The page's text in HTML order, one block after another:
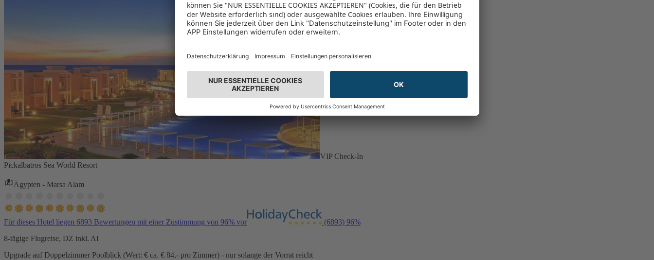
VIP Check-In
Pickalbatros Sea World Resort
Ägypten - Marsa Alam
Für dieses Hotel liegen 6893 Bewertungen mit einer Zustimmung von 96% vor (6893) 96%
8-tägige Flugreise, DZ inkl. AI
Upgrade auf Doppelzimmer Poolblick (Wert: € ca. € 84,- pro Zimmer) - nur solange der Vorrat reicht